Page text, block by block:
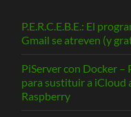
P.E.R.C.E.B.E.: El
Gmail se atreven (y
PiServer con Docker
para sustituir a iCloud
Raspberry